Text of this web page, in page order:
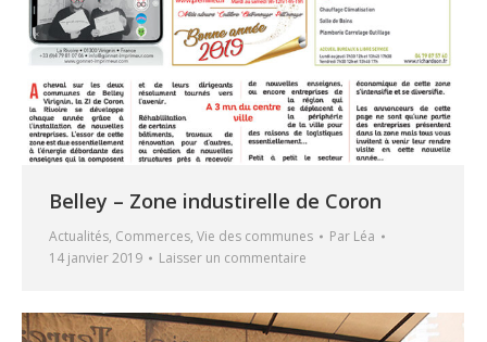
Belley – Zone industirelle de Coron
Actualités, Commerces, Vie des communes Par Léa
14 janvier 2019
Laisser un commentaire